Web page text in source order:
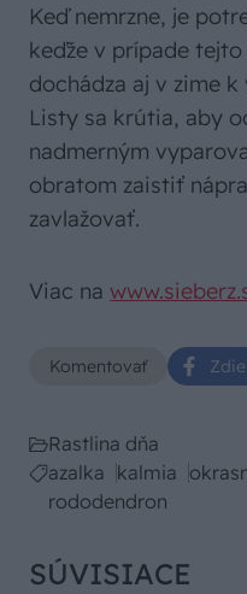
Keď nemrzne, je
keďže v prípade
dochádza aj v zime
Listy sa krútia, aby
nadmerným
obratom zaistiť
zavlažovať.
Viac na
Komentovať
Rastlina dňa
azalka kalmia
rododendron
SÚVISIACE